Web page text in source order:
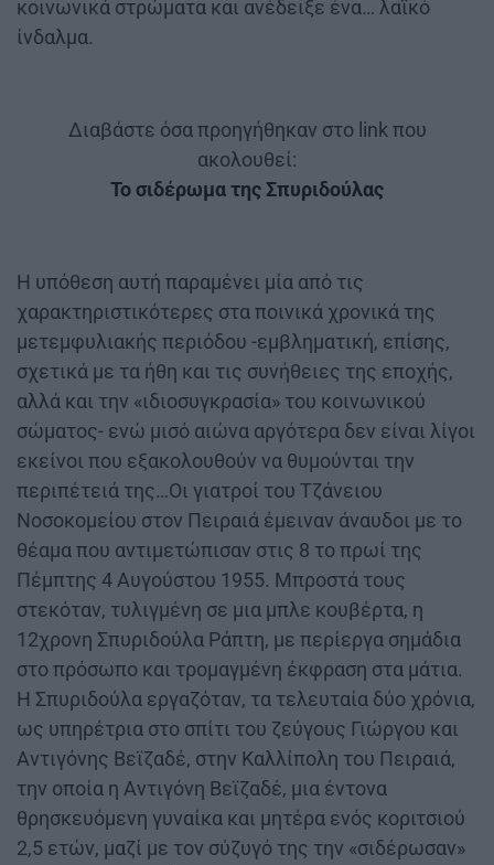
κοινωνικά στρώματα και ανέδειξε ένα… λαϊκό
ίνδαλμα.
Διαβάστε όσα προηγήθηκαν στο link που
ακολουθεί:
Το σιδέρωμα της Σπυριδούλας
Η υπόθεση αυτή παραμένει μία από τις
χαρακτηριστικότερες στα ποινικά χρονικά της
μετεμφυλιακής περιόδου -εμβληματική, επίσης,
σχετικά με τα ήθη και τις συνήθειες της εποχής,
αλλά και την «ιδιοσυγκρασία» του κοινωνικού
σώματος- ενώ μισό αιώνα αργότερα δεν είναι λίγοι
εκείνοι που εξακολουθούν να θυμούνται την
περιπέτειά της…Οι γιατροί του Τζάνειου
Νοσοκομείου στον Πειραιά έμειναν άναυδοι με το
θέαμα που αντιμετώπισαν στις 8 το πρωί της
Πέμπτης 4 Αυγούστου 1955. Μπροστά τους
στεκόταν, τυλιγμένη σε μια μπλε κουβέρτα, η
12χρονη Σπυριδούλα Ράπτη, με περίεργα σημάδια
στο πρόσωπο και τρομαγμένη έκφραση στα μάτια.
Η Σπυριδούλα εργαζόταν, τα τελευταία δύο χρόνια,
ως υπηρέτρια στο σπίτι του ζεύγους Γιώργου και
Αντιγόνης Βεϊζαδέ, στην Καλλίπολη του Πειραιά,
την οποία η Αντιγόνη Βεϊζαδέ, μια έντονα
θρησκευόμενη γυναίκα και μητέρα ενός κοριτσιού
2,5 ετών, μαζί με τον σύζυγό της την «σιδέρωσαν»